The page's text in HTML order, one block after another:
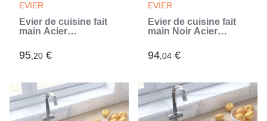
EVIER
Évier de cuisine fait
main Acier
95,20 €
EVIER
Évier de cuisine fait
main Noir Acier
94,04 €